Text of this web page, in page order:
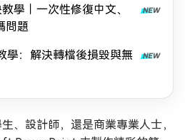
學｜一次性修復中文、
問題
學：解決轉檔後損毀與無
、設計師，還是商業專業人士，